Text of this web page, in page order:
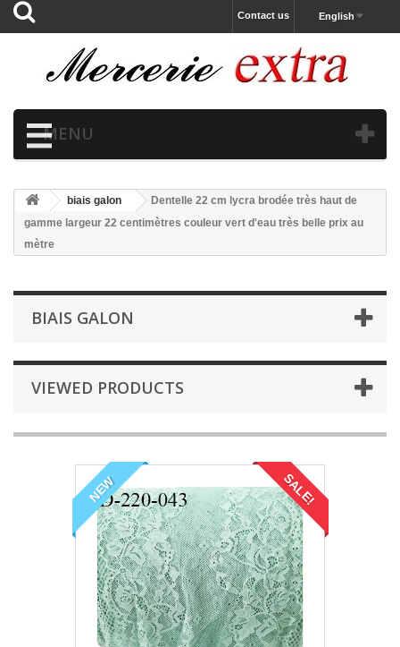
English
Contact us
MENU
biais galon
Dentelle 22 cm lycra brodée très haut de
gamme largeur 22 centimètres couleur vert d'eau très belle prix au
mètre
BIAIS GALON
VIEWED PRODUCTS
NEW SALE!